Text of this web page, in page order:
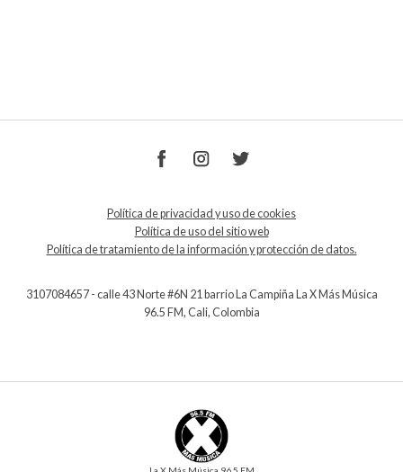
Política de privacidad y uso de cookies
Política de uso del sitio web
Política de tratamiento de la información y protección de datos.
3107084657 - calle 43 Norte #6N 21 barrio La Campiña La X Más Música
96.5 FM, Cali, Colombia